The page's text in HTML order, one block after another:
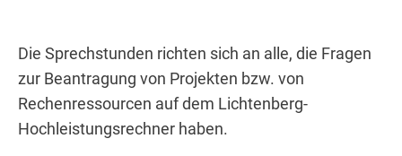
Die Sprechstunden richten sich an alle, die Fragen
zur Beantragung von Projekten bzw. von
Rechenressourcen auf dem Lichtenberg-
Hochleistungsrechner haben.